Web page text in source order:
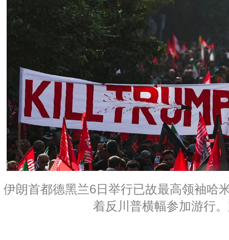
伊朗首都德黑兰6日举行已故最高领袖哈
着反川普横幅参加游行